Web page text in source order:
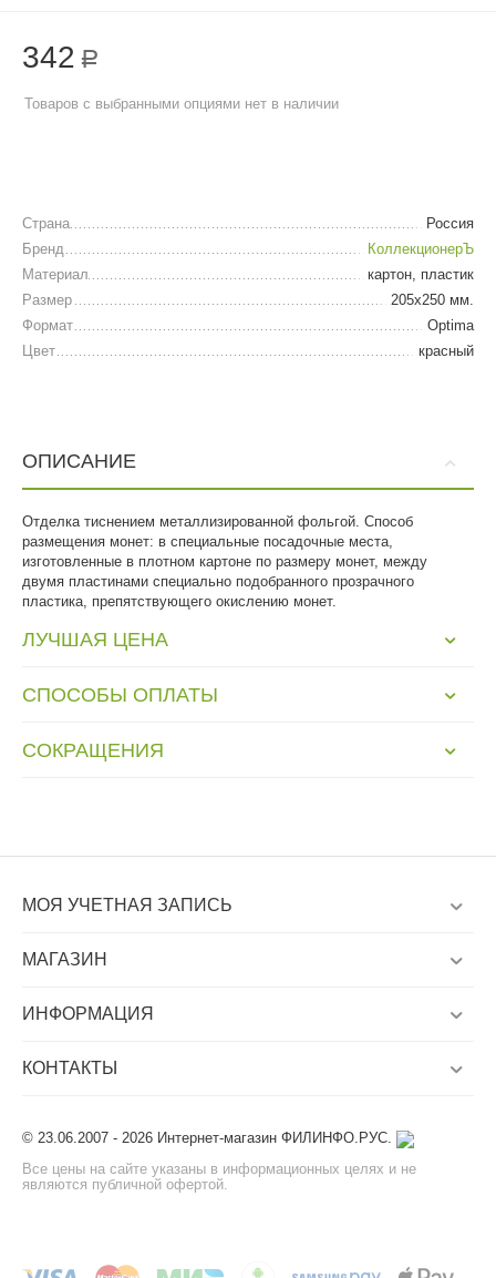
342 Р
Товаров с выбранными опциями нет в наличии
Страна
Россия
Бренд
КоллекционерЪ
Материал
картон, пластик
Размер
205х250 мм.
Формат
Optima
Цвет
красный
ОПИСАНИЕ
Отделка тиснением металлизированной фольгой. Способ
размещения монет: в специальные посадочные места,
изготовленные в плотном картоне по размеру монет, между
двумя пластинами специально подобранного прозрачного
пластика, препятствующего окислению монет.
ЛУЧШАЯ ЦЕНА
СПОСОБЫ ОПЛАТЫ
СОКРАЩЕНИЯ
МОЯ УЧЕТНАЯ ЗАПИСЬ
МАГАЗИН
ИНФОРМАЦИЯ
КОНТАКТЫ
© 23.06.2007 - 2026 Интернет-магазин ФИЛИНФО.РУС.
Все цены на сайте указаны в информационных целях и не
являются публичной офертой.